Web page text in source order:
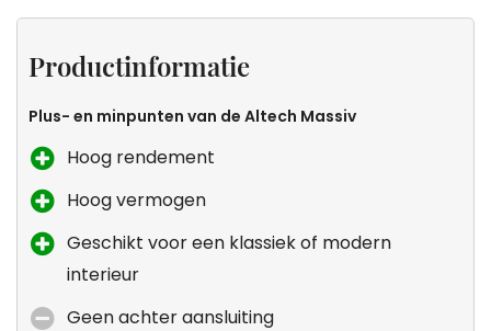
Productinformatie
Plus- en minpunten van de Altech Massiv
Hoog rendement
Hoog vermogen
Geschikt voor een klassiek of modern
interieur
Geen achter aansluiting